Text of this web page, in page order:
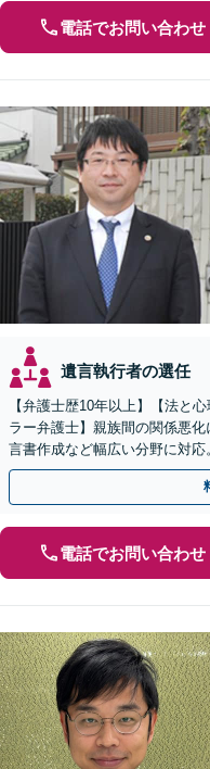
電話でお問い合わせ
遺言執行者の選任
【弁護士歴10年以上】【法と
ラー弁護士】親族間の関係悪
言書作成など幅広い分野に対
さい。【夜間・休日の相談可
電話でお問い合わせ